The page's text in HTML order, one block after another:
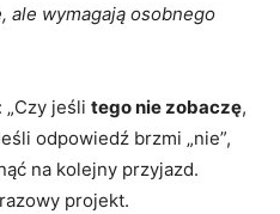
ale wymagają osobnego
jeśli tego nie zobaczę,
odpowiedź brzmi „nie”,
na kolejny przyjazd.
projekt.